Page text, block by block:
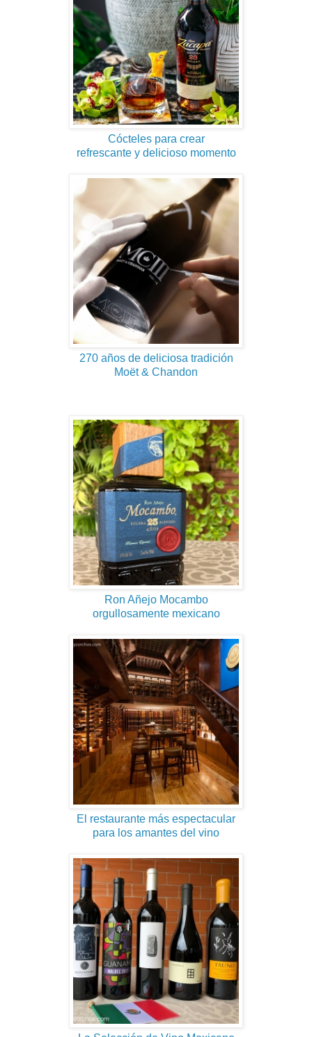
Cócteles para crear
refrescante y delicioso momento
270 años de deliciosa tradición
Moët & Chandon
Ron Añejo Mocambo
orgullosamente mexicano
El restaurante más espectacular
para los amantes del vino